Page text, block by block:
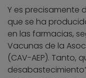
Y es precisamente
que se ha
en las farmacias,
Vacunas de la
(CAV-AEP). Tanto,